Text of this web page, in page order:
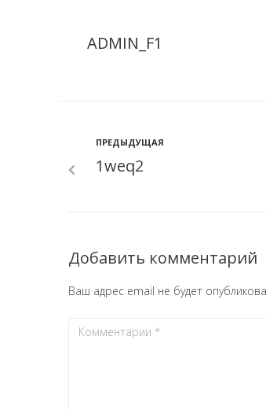
ADMIN_F1
ПРЕДЫДУЩАЯ
1weq2
Добавить комментарий
Ваш адрес email не будет